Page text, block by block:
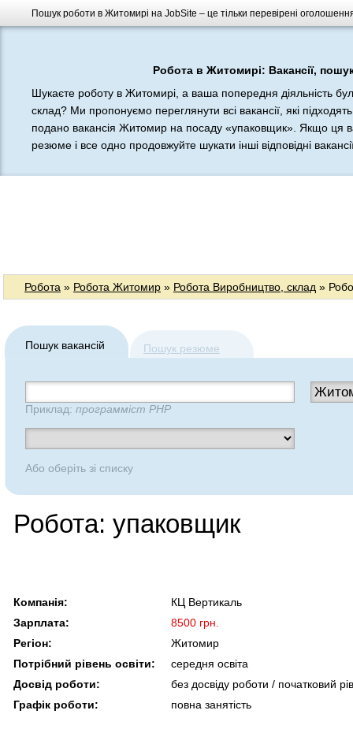
Пошук роботи в Житомирі на JobSite – це тільки перевірені
Робота в Житомирі: Вакансії,
Шукаєте роботу в Житомирі, а ваша попередня діяльність
склад? Ми пропонуємо переглянути всі вакансії, які
подано вакансія Житомир на посаду «упаковщик». Якщо ця
резюме і все одно продовжуйте шукати інші відповідні
Робота » Робота Житомир » Робота Виробництво, склад »
Пошук вакансій Пошук резюме
Приклад: программіст PHP
Або оберіть зі списку
Робота: упаковщик
Компанія:
КЦ Вертикаль
Зарплата:
8500 грн.
Регіон:
Житомир
Потрібний рівень освіти:
середня освіта
Досвід роботи:
без досвіду роботи / початковий
Графік роботи:
повна занятість